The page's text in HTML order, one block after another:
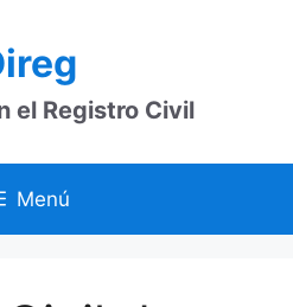
el Registro Civil
Menú